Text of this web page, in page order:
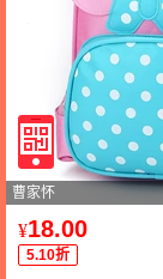
曹家怀
¥18.00
5.10折